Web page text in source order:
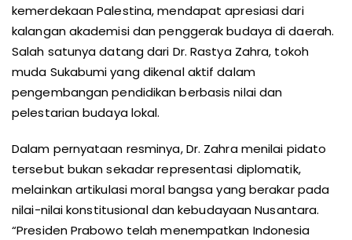
kemerdekaan Palestina, mendapat apresiasi dari
kalangan akademisi dan penggerak budaya di daerah.
Salah satunya datang dari Dr. Rastya Zahra, tokoh
muda Sukabumi yang dikenal aktif dalam
pengembangan pendidikan berbasis nilai dan
pelestarian budaya lokal.
Dalam pernyataan resminya, Dr. Zahra menilai pidato
tersebut bukan sekadar representasi diplomatik,
melainkan artikulasi moral bangsa yang berakar pada
nilai-nilai konstitusional dan kebudayaan Nusantara.
“Presiden Prabowo telah menempatkan Indonesia